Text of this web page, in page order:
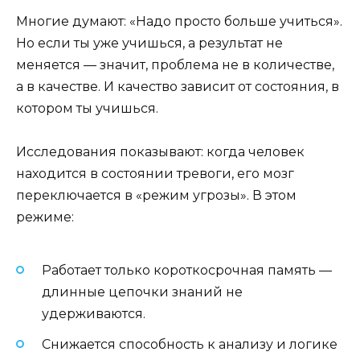
Многие думают: «Надо просто больше учиться».
Но если ты уже учишься, а результат не
меняется — значит, проблема не в количестве,
а в качестве. И качество зависит от состояния, в
котором ты учишься.
Исследования показывают: когда человек
находится в состоянии тревоги, его мозг
переключается в «режим угрозы». В этом
режиме:
Работает только короткосрочная память —
длинные цепочки знаний не
удерживаются.
Снижается способность к анализу и логике